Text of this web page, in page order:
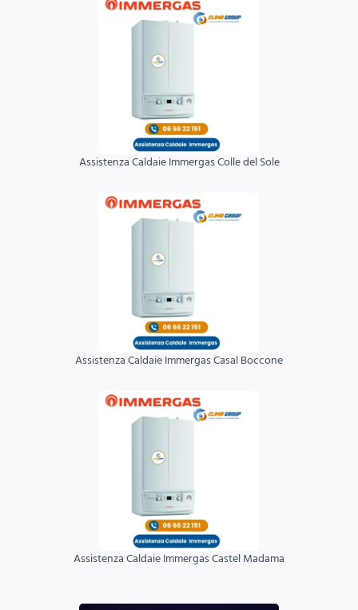
Assistenza Caldaie Immergas Colle del Sole
Assistenza Caldaie Immergas Casal Boccone
Assistenza Caldaie Immergas Castel Madama